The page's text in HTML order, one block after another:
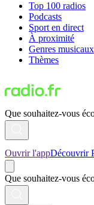
Top 100 radios
Podcasts
Sport en direct
À proximité
Genres musicaux
Thèmes
Que souhaitez-vous
Ouvrir l'appDécouvrir
Que souhaitez-vous